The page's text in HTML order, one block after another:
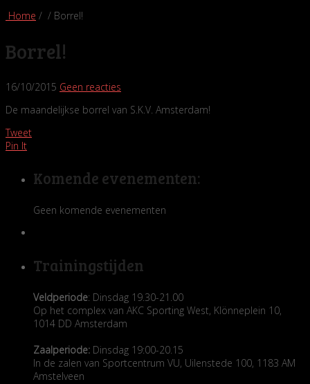
Home / / Borrel!
Borrel!
16/10/2015 Geen reacties
De maandelijkse borrel van S.K.V. Amsterdam!
Tweet
Pin It
Komende evenementen:
Geen komende evenementen
Trainingstijden
Veldperiode: Dinsdag 19.30-21.00
Op het complex van AKC Sporting West, Klönneplein 10,
1014 DD Amsterdam
Zaalperiode: Dinsdag 19:00-20.15
In de zalen van Sportcentrum VU, Uilenstede 100, 1183 AM
Amstelveen